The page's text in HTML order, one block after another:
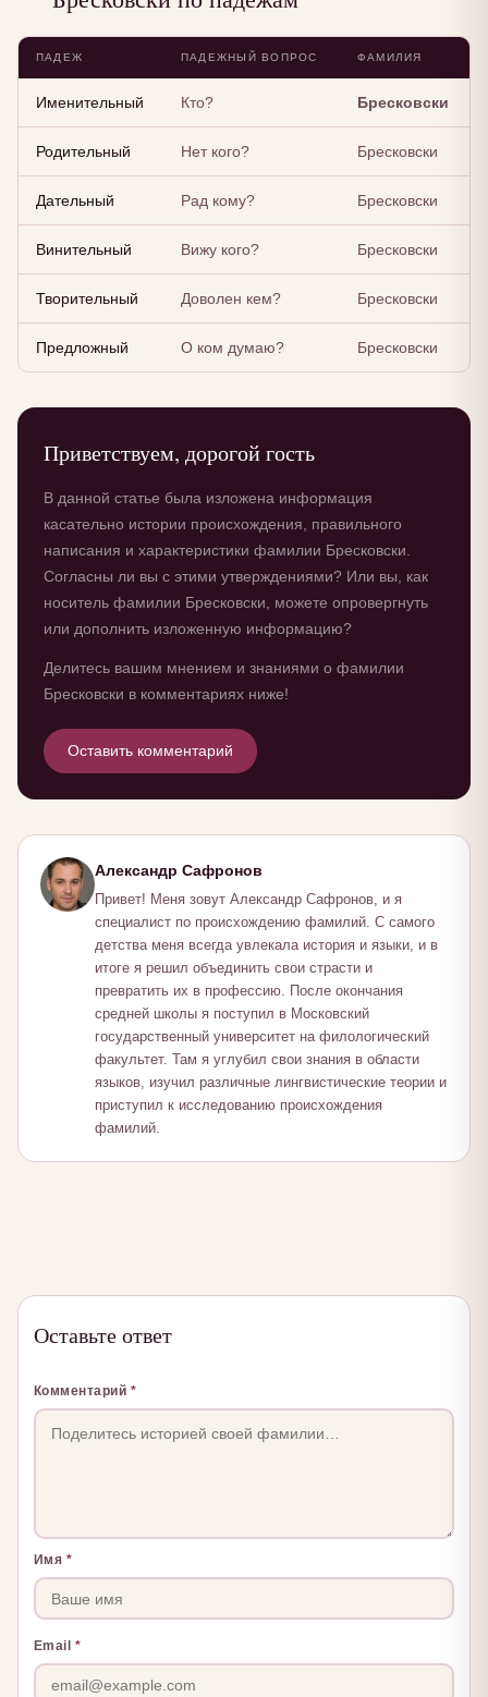
ПАДЕЖ ПАДЕЖНЫЙ ВОПРОС ФАМИЛИЯ
Именительный Кто? Бресковски
Родительный Нет кого? Бресковски
Дательный Рад кому? Бресковски
Винительный Вижу кого? Бресковски
Творительный Доволен кем? Бресковски
Предложный О ком думаю? Бресковски
Приветствуем, дорогой гость
В данной статье была изложена информация
касательно истории происхождения, правильного
написания и характеристики фамилии Бресковски.
Согласны ли вы с этими утверждениями? Или вы, как
носитель фамилии Бресковски, можете опровергнуть
или дополнить изложенную информацию?
Делитесь вашим мнением и знаниями о фамилии
Бресковски в комментариях ниже!
Оставить комментарий
Александр Сафронов
Привет! Меня зовут Александр Сафронов, и я
специалист по происхождению фамилий. С самого
детства меня всегда увлекала история и языки, и в
итоге я решил объединить свои страсти и
превратить их в профессию. После окончания
средней школы я поступил в Московский
государственный университет на филологический
факультет. Там я углубил свои знания в области
языков, изучил различные лингвистические теории и
приступил к исследованию происхождения
фамилий.
Оставьте ответ
Комментарий *
Имя *
Email *